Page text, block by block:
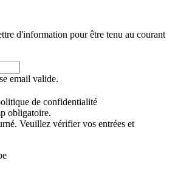
d'information pour être tenu au courant
email valide.
de confidentialité
obligatoire.
Veuillez vérifier vos entrées et